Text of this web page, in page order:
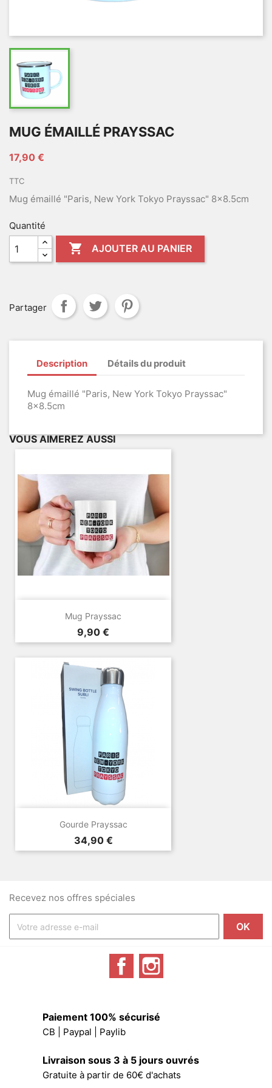
MUG ÉMAILLÉ PRAYSSAC
17,90 €
TTC
Mug émaillé "Paris, New York Tokyo Prayssac" 8x8.5cm
Quantité
 AJOUTER AU PANIER
Partager
Description Détails du produit
Mug émaillé "Paris, New York Tokyo Prayssac"
8x8.5cm
VOUS AIMEREZ AUSSI
Mug Prayssac
Prix
9,90 €
Gourde Prayssac
Prix
34,90 €
Recevez nos offres spéciales
Facebook
Paiement 100% sécurisé
CB | Paypal | Paylib
Livraison sous 3 à 5 jours ouvrés
Gratuite à partir de 60€ d'achats